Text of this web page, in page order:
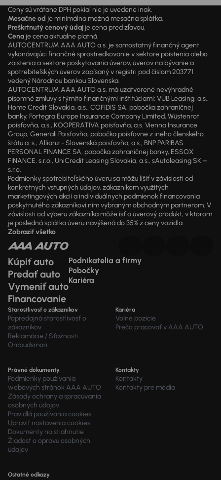
Ceny sú vrátane DPH pokiaľ nie je uvedené inak.
Mesačne od je minimálna možná mesačná splátka.
Preškrtnutý cenový údaj je cena pred zľavou.
Cena je cena aktuálne platná.
AUTOCENTRUM AAA AUTO a.s. je samostatný finančný agent
vykonávajúci finančné sprostredkovanie v sektore poistenia alebo
zaistenia a sektore poskytovania úverov, úverov na bývanie a
spotrebiteľských úverov zapísaný v registri pod číslom 203771
vedený Národnou bankou Slovenska.
AUTOCENTRUM AAA AUTO a.s. má uzatvorené nevýhradné
písomné zmluvy s týmito finančnými inštitúciami: VÚB Leasing, a.s.,
Home Credit Slovakia, a.s., COFIDIS SA, pobočka zahraničnej
banky, Fortegra Europe Insurance Company Limited, Wüstenrot
poisťovňa, a.s., KOOPERATIVA poisťovňa, a.s. Vienna Insurance
Group, Generali Poisťovňa, pobočka poisťovne z iného členského
štátu a. s., Allianz - Slovenská poisťovňa, a.s., BNP PARIBAS
PERSONAL FINANCE SA, pobočka zahraničnej banky, ESSOX
FINANCE, s.r.o., UniCredit Leasing Slovakia, a.s., sAutoleasing SK –
s.r.o.
Podmienky spotrebiteľského úveru sa môžu líšiť v závislosti od
konkrétnych vstupných údajov, zákazníkom využitých
marketingových akcií a individuálnych podmienok financovania
poskytnutého zákazníkovi ním vybraným obchodným partnerom. V
závislosti od výberu zákazníka môže ísť o úverový produkt, v ktorom
je posledná splátka úveru navýšená do 35% z ceny vozidla.
Zobraziť všetko
Kúpiť auto
Predať auto
Vymeniť auto
Financovanie
Podnikatelia a firmy
Pobočky
Kariéra
Starostlivosť o zákazníkov
Popredajná starostlivosť o
zákazníkov
Reklamácie / Sťažnosti
Ombudsman
Kariéra
Voľné pozície
Prečo pracovať v AAA AUTO
Právné dokumenty
Podmienky používania
webových stránok AAA AUTO
Zásady ochrany a spracúvania
osobných údajov
Pravidlá používania cookies
Upraviť nastavenia cookies
Dokumenty na stiahnutie
Žiadosť o opravu osobných
údajov
Kontakty
Kontakty
Kontakty pre média
Ostatné odkazy